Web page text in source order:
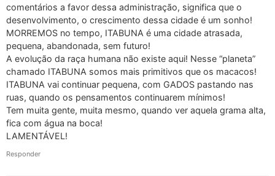
comentários a favor dessa administração, significa que o
desenvolvimento, o crescimento dessa cidade é um sonho!
MORREMOS no tempo, ITABUNA é uma cidade atrasada,
pequena, abandonada, sem futuro!
A evolução da raça humana não existe aqui! Nesse “planeta”
chamado ITABUNA somos mais primitivos que os macacos!
ITABUNA vai continuar pequena, com GADOS pastando nas
ruas, quando os pensamentos continuarem mínimos!
Tem muita gente, muita mesmo, quando ver aquela grama alta,
fica com água na boca!
LAMENTÁVEL!
Responder